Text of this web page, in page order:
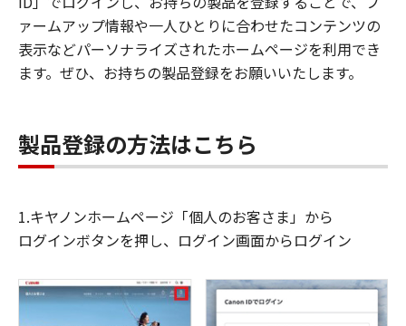
ァームアップ情報や一人ひとりに合わせたコンテンツの
表示などパーソナライズされたホームページを利用でき
ます。ぜひ、お持ちの製品登録をお願いいたします。
製品登録の方法はこちら
1.キヤノンホームページ「個人のお客さま」から
ログインボタンを押し、ログイン画面からログイン